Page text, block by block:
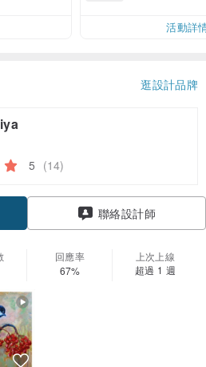
活動詳
逛設計品牌
5 (14)
聯絡設計師
回應率
67%
上次上線
超過 1 週